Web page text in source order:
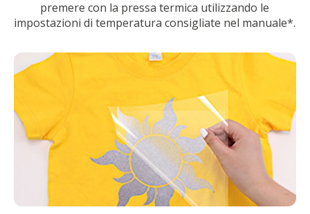
premere con la pressa termica utilizzando le
impostazioni di temperatura consigliate nel manuale*.